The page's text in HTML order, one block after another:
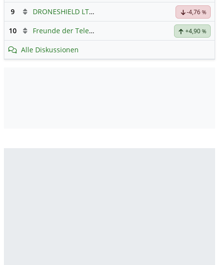
9 DRONESHIELD LTD -4,76 %
10 Freunde der Telekom +4,90 %
Alle Diskussionen